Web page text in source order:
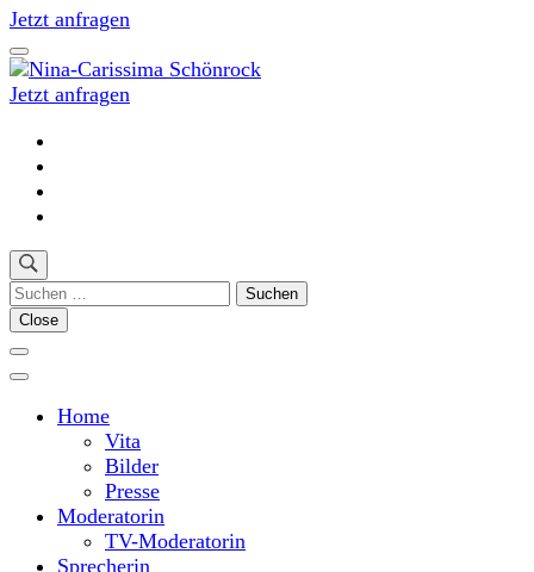
Jetzt anfragen
Nina-Carissima Schönrock
Jetzt anfragen
Suchen
nach:
Close
Home
Vita
Bilder
Presse
Moderatorin
TV-Moderatorin
Sprecherin